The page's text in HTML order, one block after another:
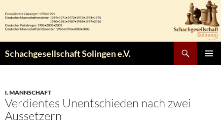
Inhalt
springen
Schachgesellschaft Solingen e.V.
I. MANNSCHAFT
Verdientes Unentschieden nach zwei
Aussetzern